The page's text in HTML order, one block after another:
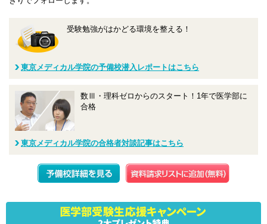
受験勉強がはかどる環境を整える！
東京メディカル学院の予備校潜入レポートはこちら
数Ⅲ・理科ゼロからのスタート！1年で医学部に
合格
東京メディカル学院の合格者対談記事はこちら